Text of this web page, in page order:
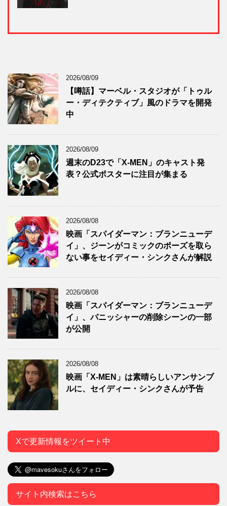
2026/08/09
【噂話】マーベル・スタジオが「トゥル
ー・ディテクティブ」風のドラマを開発
中
2026/08/09
週末のD23で「X-MEN」のキャスト発
表？公式ポスターに注目が集まる
2026/08/08
映画「スパイダーマン：ブランニューデ
イ」、ジーンがコミックのポーズを取ら
ない事をセイディー・シンクさんが解説
2026/08/08
映画「スパイダーマン：ブランニューデ
イ」、パニッシャーの削除シーンの一部
が公開
2026/08/08
映画「X-MEN」は素晴らしいアンサンブ
ルに、セイディー・シンクさんが予告
Xで更新情報をツイート中
サイト内検索はこちら